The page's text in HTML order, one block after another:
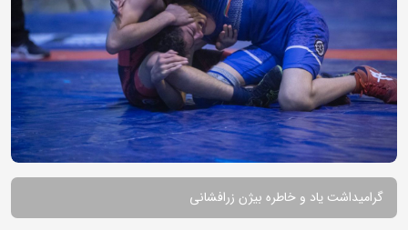
گرامیداشت یاد و خاطره بیژن زرافشانی